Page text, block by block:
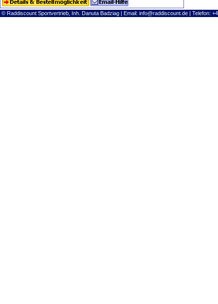
© Raddiscount Sportvertrieb, Inh. Danuta Badziag | Email: info@raddiscount.de | Telefon: